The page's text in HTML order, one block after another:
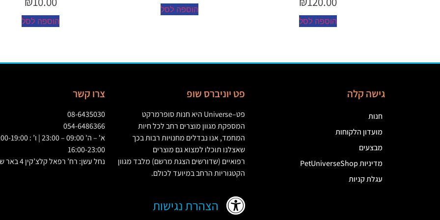
הוספה לסל
הוספה לסל
גישה קלה
חנות
מועדון הלקוחות
מבצעים
מדיניות PetUniverseShop
עגלת קניות
פט יוניברס שופ
פט–
Universe היא חנות סופרמרקט
המספקת מגוון מוצרים רחב לכל חיות
המחמד,אנו נבדלים מחנויות רבות בכך
שאצלנו תוכלו למצוא גם מוצרים
רפואיים (שדורשים הצגת מרשם) מלבד מגוון
הקטגוריות הרחב במיועד לכולם.
הצהרת נגישות
צרו קשר
08-6435030
054-6486366
16:00-23:00
נחל עשן: רח’ רפאל קלצ’קין 4 באר שבע